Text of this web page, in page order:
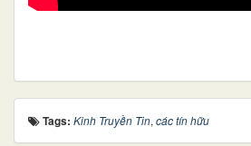
Tags: Kinh Truyền Tin, các tín hữu